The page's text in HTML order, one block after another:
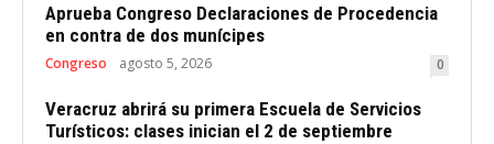
Aprueba Congreso Declaraciones de Procedencia
en contra de dos munícipes
Congreso agosto 5, 2026 0
Veracruz abrirá su primera Escuela de Servicios
Turísticos: clases inician el 2 de septiembre